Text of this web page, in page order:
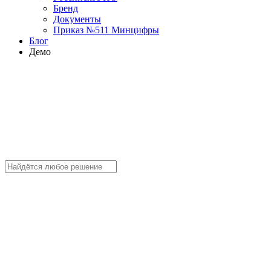
Бренд
Документы
Приказ №511 Минцифры
Блог
Демо